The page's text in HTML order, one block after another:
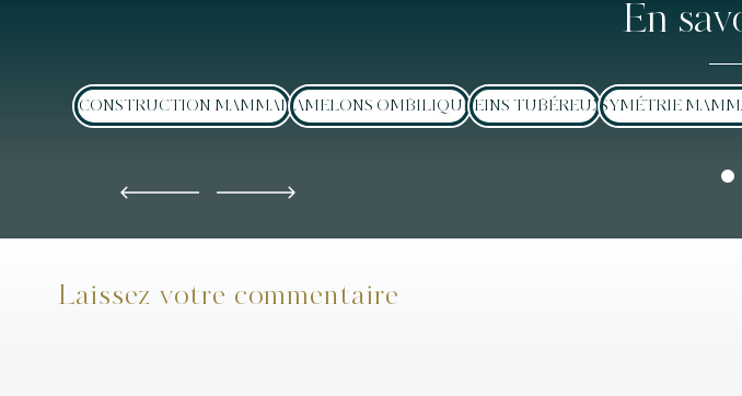
En
RECONSTRUCTION MAMMAIREMAMELONS OMBILIQUÉSSEINS TUBÉREUXASYMÉTRIE
Laissez votre commentaire